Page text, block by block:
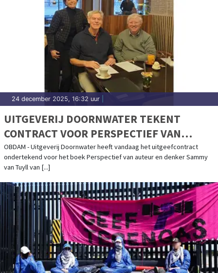
24 december 2025, 16:32 uur
UITGEVERIJ DOORNWATER TEKENT
CONTRACT VOOR PERSPECTIEF VAN
SAMMY VAN TUYLL
OBDAM - Uitgeverij Doornwater heeft vandaag het uitgeefcontract
ondertekend voor het boek Perspectief van auteur en denker Sammy
van Tuyll van [...]